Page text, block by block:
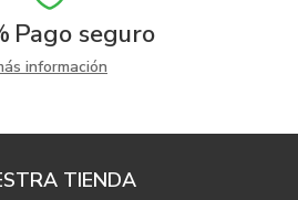
Pago seguro
información
TIENDA